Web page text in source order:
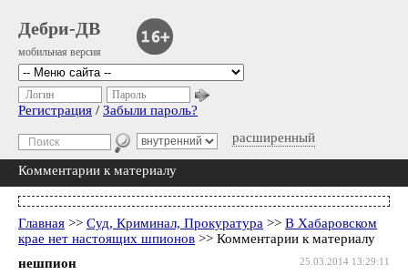
Дебри-ДВ
мобильная версия
расширенный
Логин Пароль
Регистрация / Забыли пароль?
Комментарии к материалу
Главная >> Суд, Криминал, Прокуратура >> В Хабаровском
крае нет настоящих шпионов >> Комментарии к материалу
25.03.2014 13:29:11
нешпион